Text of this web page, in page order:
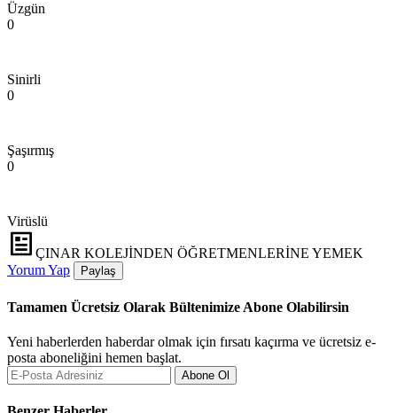
Üzgün
0
Sinirli
0
Şaşırmış
0
Virüslü
ÇINAR KOLEJİNDEN ÖĞRETMENLERİNE YEMEK
Yorum Yap
Paylaş
Tamamen Ücretsiz Olarak Bültenimize Abone Olabilirsin
Yeni haberlerden haberdar olmak için fırsatı kaçırma ve ücretsiz e-
posta aboneliğini hemen başlat.
Abone Ol